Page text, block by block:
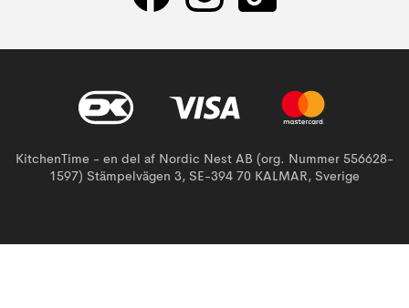
KitchenTime - en del af Nordic Nest AB (org. Nummer 556628-
1597) Stämpelvägen 3, SE-394 70 KALMAR, Sverige